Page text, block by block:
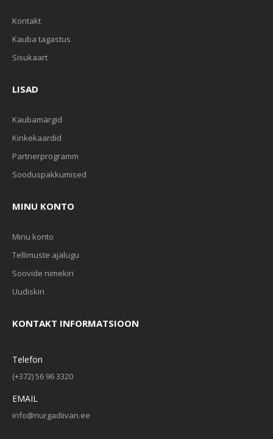
Kontakt
Kauba tagastus
Sisukaart
LISAD
Kaubamärgid
Kinkekaardid
Partnerprogramm
Sooduspakkumised
MINU KONTO
Minu konto
Tellimuste ajalugu
Soovide nimekiri
Uudiskiri
KONTAKT INFORMATSIOON
Telefon
(+372) 56 96 3320
EMAIL
info@nurgadiivan.ee